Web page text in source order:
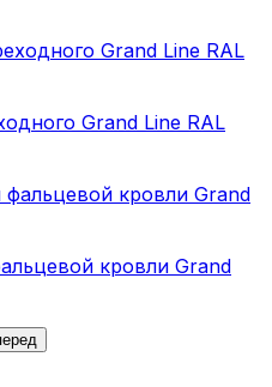
Grand Line RAL
кровли Grand